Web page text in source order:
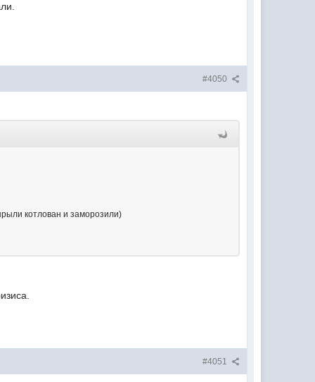
#4050
котлован и заморозили)
#4051